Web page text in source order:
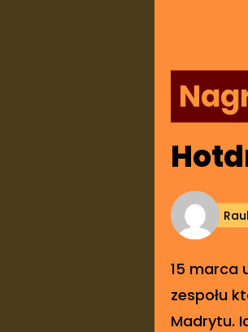
Raul
15 marca
zespołu
Madrytu.